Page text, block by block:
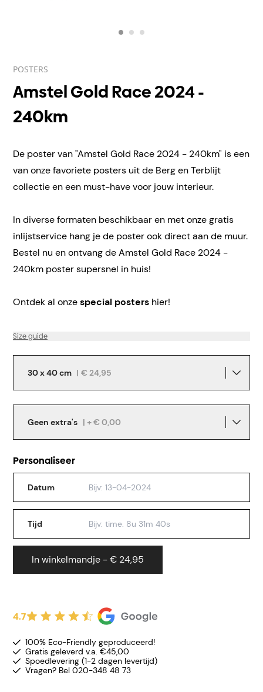
POSTERS
Amstel Gold Race 2024 -
240km
De poster van "Amstel Gold Race 2024 - 240km" is een
van onze favoriete posters uit de Berg en Terblijt
collectie en een must-have voor jouw interieur.
In diverse formaten beschikbaar en met onze gratis
inlijstservice hang je de poster ook direct aan de muur.
Bestel nu en ontvang de Amstel Gold Race 2024 -
240km poster supersnel in huis!
Ontdek al onzespecial posters hier!
Size guide
30 x 40 cm | € 24,95
Geen extra's | + € 0,00
Personaliseer
Datum
Tijd
In winkelmandje - € 24,95
4.7
100% Eco-Friendly geproduceerd!
Gratis geleverd v.a. €45,00
Spoedlevering (1-2 dagen levertijd)
Vragen? Bel 020-348 48 73